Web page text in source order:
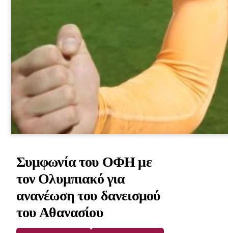
Συμφωνία του ΟΦΗ με
τον Ολυμπιακό για
ανανέωση του δανεισμού
του Αθανασίου